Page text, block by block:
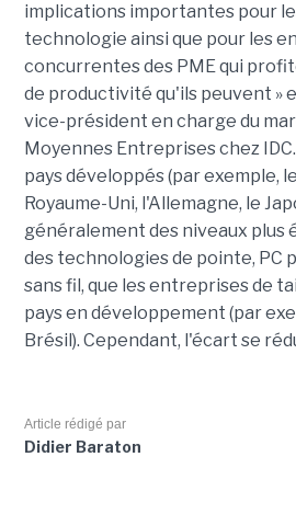
implications importantes pour
technologie ainsi que pour les
concurrentes des PME qui
de productivité qu'ils peuvent »
vice-président en charge du
Moyennes Entreprises chez
pays développés (par exemple,
Royaume-Uni, l'Allemagne, le
généralement des niveaux plus
des technologies de pointe, PC
sans fil, que les entreprises de
pays en développement (par
Brésil). Cependant, l'écart se
Article rédigé par
Didier Baraton